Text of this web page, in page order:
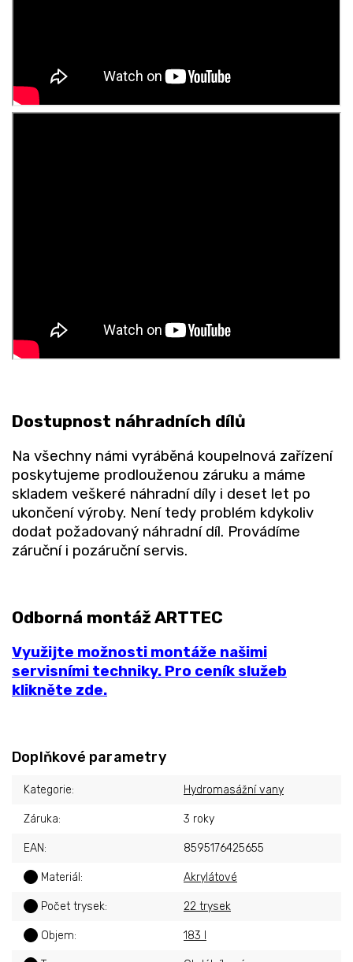
Dostupnost náhradních dílů
Na všechny námi vyráběná koupelnová zařízení
poskytujeme prodlouženou záruku a máme
skladem veškeré náhradní díly i deset let po
ukončení výroby. Není tedy problém kdykoliv
dodat požadovaný náhradní díl. Provádíme
záruční i pozáruční servis.
Odborná montáž ARTTEC
Využijte možnosti montáže našimi
servisními techniky. Pro ceník služeb
klikněte zde.
Doplňkové parametry
Kategorie: Hydromasážní vany
Záruka: 3 roky
EAN: 8595176425655
Materiál : Akrylátové
Počet trysek: 22 trysek
Objem: 183 l